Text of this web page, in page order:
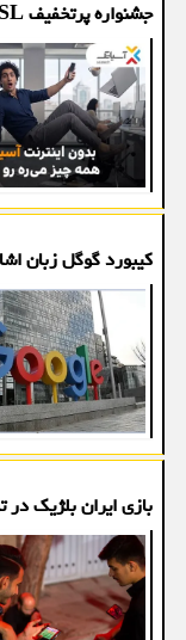
جشنواره پرتخفیف ADSL آسیاتک
کیبورد گوگل زبان
بازی ایران بلژیک